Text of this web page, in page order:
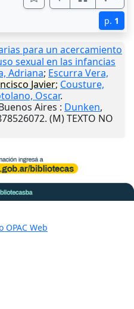
p. 1
para un acercamiento
sexual en las infancias
Adriana; Escurra Vera,
Javier; Cousture,
Oscar.
Aires : Dunken,
(M) TEXTO NO
OPAC Web